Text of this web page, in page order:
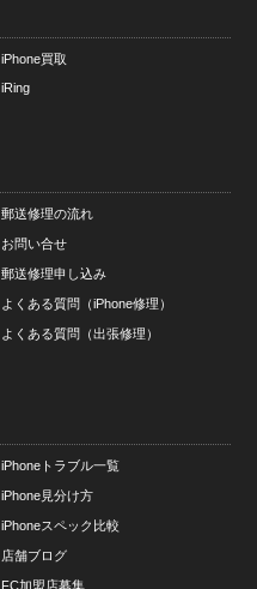
iPhone買取
iRing
郵送修理の流れ
お問い合せ
郵送修理申し込み
よくある質問（iPhone修理）
よくある質問（出張修理）
iPhoneトラブル一覧
iPhone見分け方
iPhoneスペック比較
店舗ブログ
FC加盟店募集